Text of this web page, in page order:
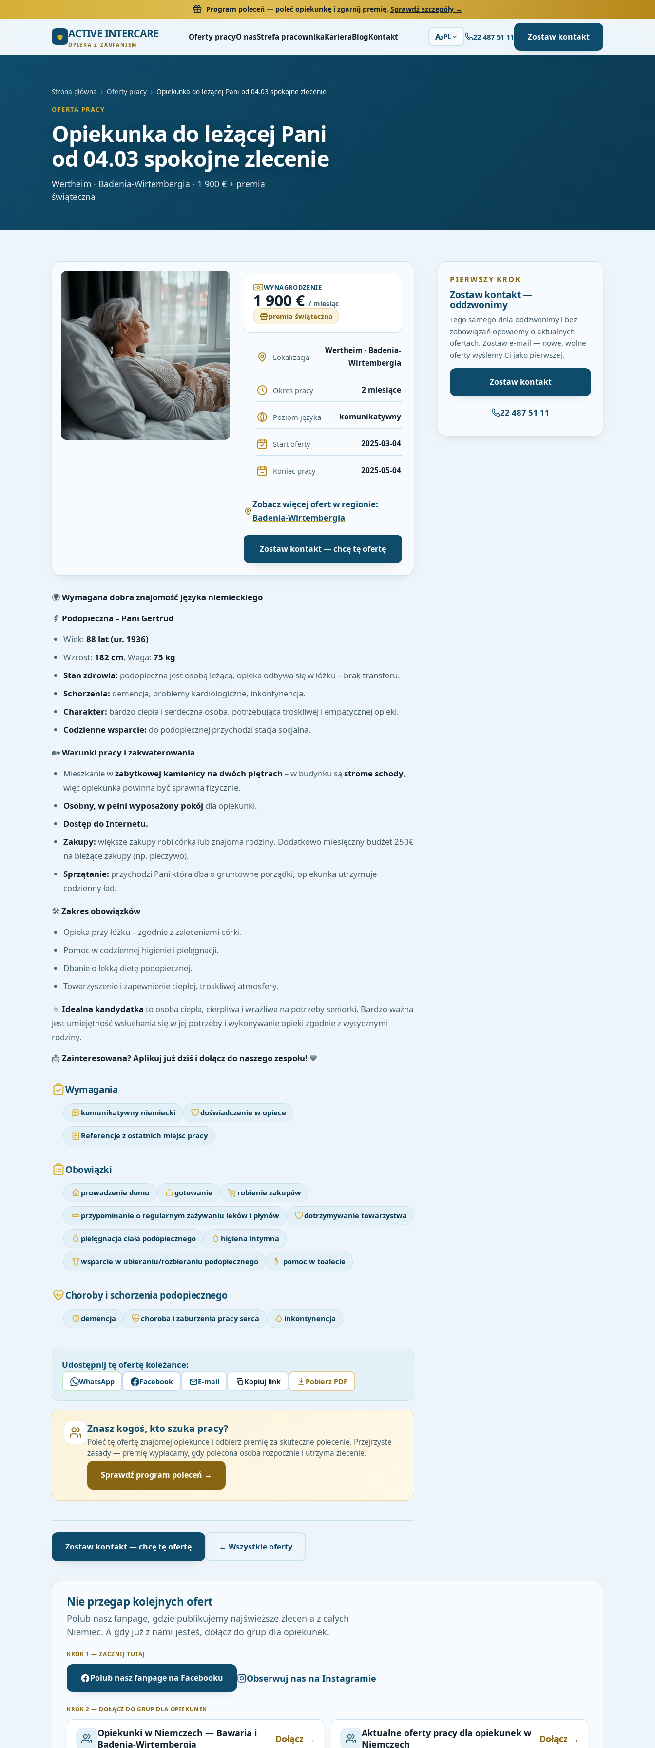
Program poleceń— poleć opiekunkę i zgarnij premię. Sprawdź szczegóły →
ACTIVE INTERCARE
OPIEKA Z ZAUFANIEM
Oferty pracyO nasStrefa pracownikaKarieraBlogKontakt AaPL 22 487 51 11 Zostaw kontakt
Strona główna › Oferty pracy › Opiekunka do leżącej Pani od 04.03 spokojne zlecenie
OFERTA PRACY
Opiekunka do leżącej Pani
od 04.03 spokojne zlecenie
Wertheim · Badenia-Wirtembergia · 1 900 € + premia
świąteczna
WYNAGRODZENIE
1 900 €/ miesiąc
premia świąteczna
Lokalizacja
Wertheim · Badenia-
Wirtembergia
Okres pracy 2 miesiące
Poziom języka komunikatywny
Start oferty 2025-03-04
Koniec pracy 2025-05-04
Zobacz więcej ofert w regionie:
Badenia-Wirtembergia
Zostaw kontakt — chcę tę ofertę
🌍Wymagana dobra znajomość języka niemieckiego
👵 Podopieczna – Pani Gertrud
Wiek: 88 lat (ur. 1936)
Wzrost: 182 cm, Waga: 75 kg
Stan zdrowia: podopieczna jest osobą leżącą, opieka odbywa się w łóżku – brak transferu.
Schorzenia: demencja, problemy kardiologiczne, inkontynencja.
Charakter: bardzo ciepła i serdeczna osoba, potrzebująca troskliwej i empatycznej opieki.
Codzienne wsparcie: do podopiecznej przychodzi stacja socjalna.
🏡Warunki pracy i zakwaterowania
Mieszkanie wzabytkowej kamienicy na dwóch piętrach – w budynku są strome schody,
więc opiekunka powinna być sprawna fizycznie.
Osobny, w pełni wyposażony pokój dla opiekunki.
Dostęp do Internetu.
Zakupy: większe zakupy robi córka lub znajoma rodziny. Dodatkowo miesięczny budżet 250€
na bieżące zakupy (np. pieczywo).
Sprzątanie: przychodzi Pani która dba o gruntowne porządki, opiekunka utrzymuje
codzienny ład.
🛠️Zakres obowiązków
Opieka przy łóżku – zgodnie z zaleceniami córki.
Pomoc w codziennej higienie i pielęgnacji.
Dbanie o lekką dietę podopiecznej.
Towarzyszenie i zapewnienie ciepłej, troskliwej atmosfery.
🔹 Idealna kandydatka to osoba ciepła, cierpliwa i wrażliwa na potrzeby seniorki. Bardzo ważna
jest umiejętność wsłuchania się w jej potrzeby i wykonywanie opieki zgodnie z wytycznymi
rodziny.
📩 Zainteresowana? Aplikuj już dziś i dołącz do naszego zespołu! 💙
Wymagania
komunikatywny niemiecki doświadczenie w opiece
Referencje z ostatnich miejsc pracy
Obowiązki
prowadzenie domu gotowanie robienie zakupów
przypominanie o regularnym zażywaniu leków i płynów dotrzymywanie towarzystwa
pielęgnacja ciała podopiecznego higiena intymna
wsparcie w ubieraniu/rozbieraniu podopiecznego pomoc w toalecie
Choroby i schorzenia podopiecznego
demencja choroba i zaburzenia pracy serca inkontynencja
Udostępnij tę ofertę koleżance:
WhatsApp Facebook E-mail Kopiuj link Pobierz PDF
Znasz kogoś, kto szuka pracy?
Poleć tę ofertę znajomej opiekunce i odbierz premię za skuteczne polecenie. Przejrzyste
zasady — premię wypłacamy, gdy polecona osoba rozpocznie i utrzyma zlecenie.
Sprawdź program poleceń →
Zostaw kontakt — chcę tę ofertę ← Wszystkie oferty
PIERWSZY KROK
Zostaw kontakt —
oddzwonimy
Tego samego dnia oddzwonimy i bez
zobowiązań opowiemy o aktualnych
ofertach. Zostaw e-mail — nowe, wolne
oferty wyślemy Ci jako pierwszej.
Zostaw kontakt
22 487 51 11
Nie przegap kolejnych ofert
Polub nasz fanpage, gdzie publikujemy najświeższe zlecenia z całych
Niemiec. A gdy już z nami jesteś, dołącz do grup dla opiekunek.
KROK 1 — ZACZNIJ TUTAJ
Polub nasz fanpage na Facebooku Obserwuj nas na Instagramie
KROK 2 — DOŁĄCZ DO GRUP DLA OPIEKUNEK
Opiekunki w Niemczech — Bawaria i
Badenia-Wirtembergia
Dołącz →
Aktualne oferty pracy dla opiekunek w
Niemczech
Dołącz →